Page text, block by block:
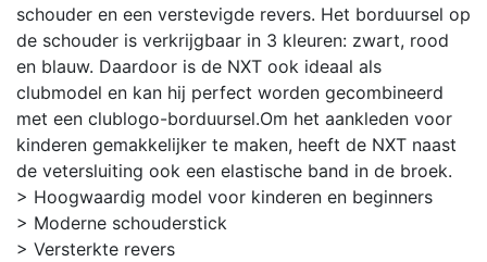
schouder en een verstevigde revers. Het borduursel op
de schouder is verkrijgbaar in 3 kleuren: zwart, rood
en blauw. Daardoor is de NXT ook ideaal als
clubmodel en kan hij perfect worden gecombineerd
met een clublogo-borduursel.Om het aankleden voor
kinderen gemakkelijker te maken, heeft de NXT naast
de vetersluiting ook een elastische band in de broek.
> Hoogwaardig model voor kinderen en beginners
> Moderne schouderstick
> Versterkte revers